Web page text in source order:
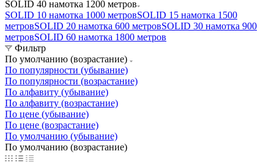
SOLID 10 намотка 1000 метровSOLID 15 намотка 1500
метровSOLID 20 намотка 600 метровSOLID 30 намотка 900
метровSOLID 60 намотка 1800 метров
Фильтр
По умолчанию (возрастание)
По популярности (убывание)
По популярности (возрастание)
По алфавиту (убывание)
По алфавиту (возрастание)
По цене (убывание)
По цене (возрастание)
По умолчанию (убывание)
По умолчанию (возрастание)